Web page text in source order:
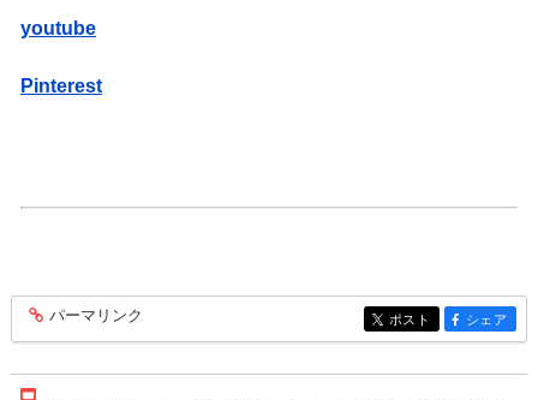
youtube
Pinterest
entry575
パーマリンク entry575
ポスト entry575
シェア